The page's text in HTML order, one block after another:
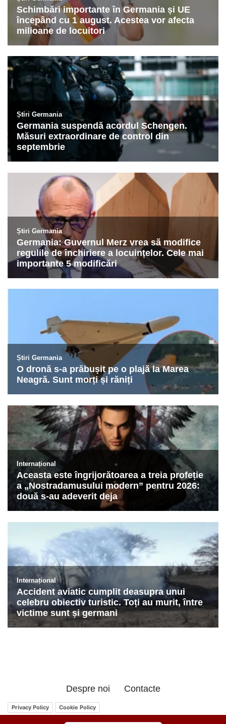
Despre noi Contacte
Privacy Policy Cookie Policy